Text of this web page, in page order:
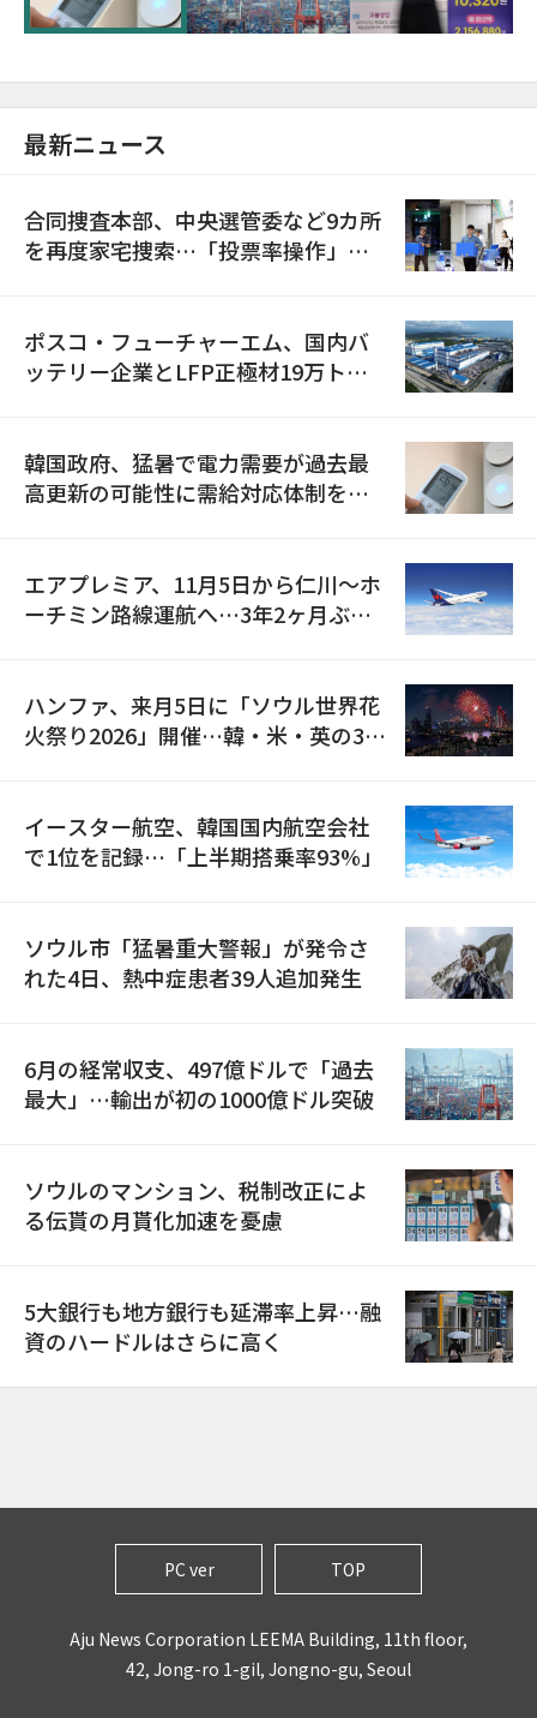
最新ニュース
合同捜査本部、中央選管委など9カ所
を再度家宅捜索…「投票率操作」の
ポスコ・フューチャーエム、国内バ
ッテリー企業とLFP正極材19万トン
韓国政府、猛暑で電力需要が過去最
高更新の可能性に需給対応体制を点
エアプレミア、11月5日から仁川〜ホ
ーチミン路線運航へ…3年2ヶ月ぶり
ハンファ、来月5日に「ソウル世界花
火祭り2026」開催…韓・米・英の3カ
イースター航空、韓国国内航空会社
で1位を記録…「上半期搭乗率93%」
ソウル市「猛暑重大警報」が発令さ
れた4日、熱中症患者39人追加発生
6月の経常収支、497億ドルで「過去
最大」…輸出が初の1000億ドル突破
ソウルのマンション、税制改正によ
る伝貰の月貰化加速を憂慮
5大銀行も地方銀行も延滞率上昇…融
資のハードルはさらに高く
PC ver TOP
Aju News Corporation LEEMA Building, 11th floor,
42, Jong-ro 1-gil, Jongno-gu, Seoul